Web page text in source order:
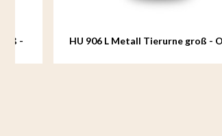
HU 906 L Metall Tierurne groß - Ocean